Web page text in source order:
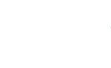
Créer un
Créer un